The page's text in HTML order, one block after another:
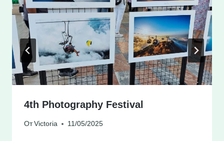
4th Photography Festival
От Victoria 11/05/2025